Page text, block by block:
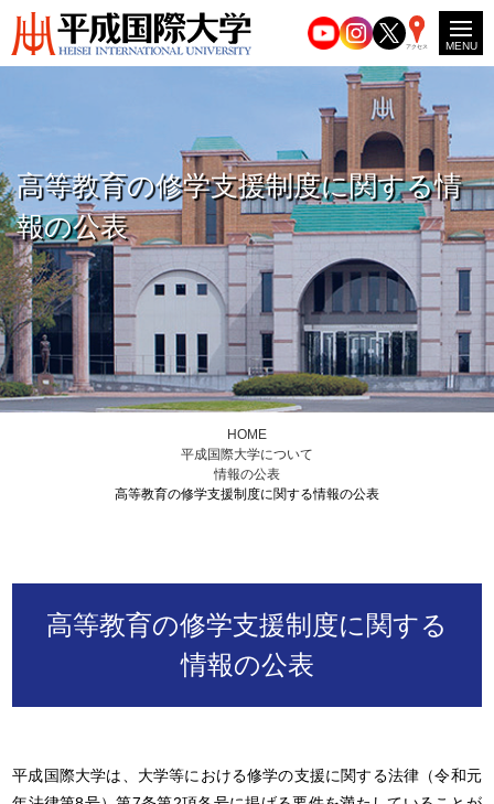
アクセス MENU
高等教育の修学支援制度に関する情
報の公表
HOME
平成国際大学について
情報の公表
高等教育の修学支援制度に関する情報の公表
高等教育の修学支援制度に関する
情報の公表
平成国際大学は、大学等における修学の支援に関する法律（令和元